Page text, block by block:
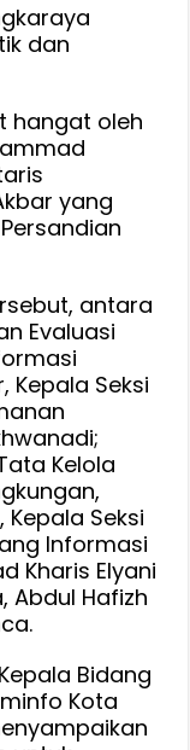
dan
hangat oleh
yang
antara
Evaluasi
Kepala Seksi
Kelola
Seksi
Informasi
Kharis Elyani
Abdul Hafizh
Bidang
Kota